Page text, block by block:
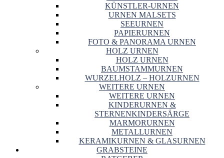
KÜNSTLER-URNEN
URNEN MALSETS
SEEURNEN
PAPIERURNEN
FOTO & PANORAMA URNEN
HOLZ URNEN
HOLZ URNEN
BAUMSTAMMURNEN
WURZELHOLZ – HOLZURNEN
WEITERE URNEN
WEITERE URNEN
KINDERURNEN &
STERNENKINDERSÄRGE
MARMORURNEN
METALLURNEN
KERAMIKURNEN & GLASURNEN
GRABSTEINE